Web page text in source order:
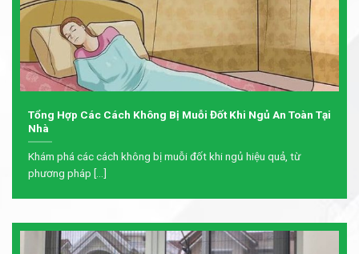
Tổng Hợp Các Cách Không Bị Muỗi Đốt Khi Ngủ An Toàn Tại
Nhà
Khám phá các cách không bị muỗi đốt khi ngủ hiệu quả, từ
phương pháp [...]